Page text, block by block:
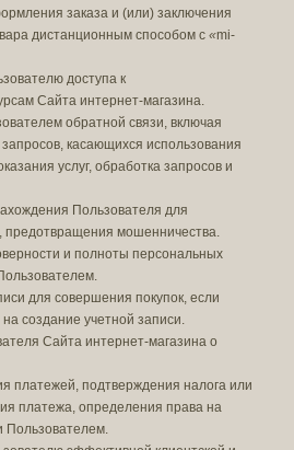
заказа и (или) заключения
дистанционным способом с «mi-
доступа к
Сайта интернет-магазина.
обратной связи, включая
касающихся использования
услуг, обработка запросов и
Пользователя для
предотвращения мошенничества.
и полноты персональных
для совершения покупок, если
создание учетной записи.
Сайта интернет-магазина о
платежей, подтверждения налога или
платежа, определения права на
Пользователем.